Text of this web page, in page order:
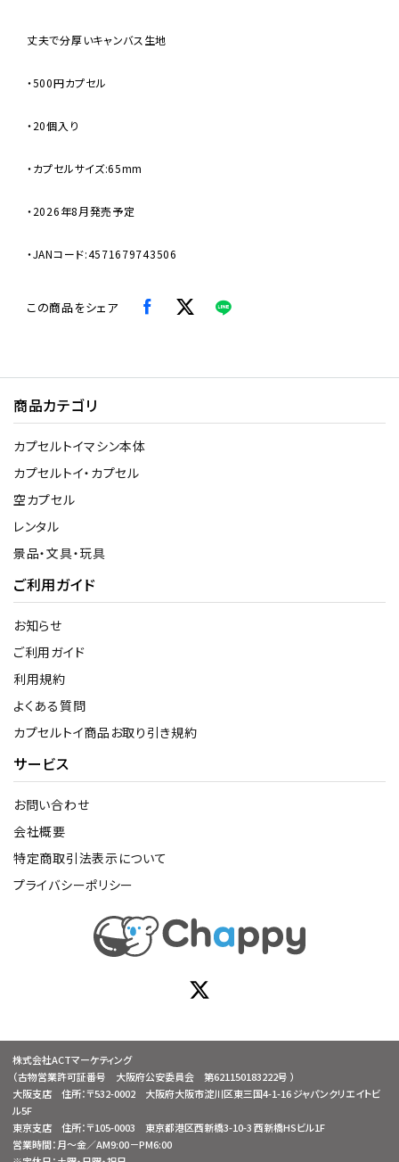
丈夫で分厚いキャンバス生地
・500円カプセル
・20個入り
・カプセルサイズ:65mm
・2026年8月発売予定
・JANコード:4571679743506
この商品をシェア
商品カテゴリ
カプセルトイマシン本体
カプセルトイ・カプセル
空カプセル
レンタル
景品・文具・玩具
ご利用ガイド
お知らせ
ご利用ガイド
利用規約
よくある質問
カプセルトイ商品お取り引き規約
サービス
お問い合わせ
会社概要
特定商取引法表示について
プライバシーポリシー
株式会社ACTマーケティング
（古物営業許可証番号 大阪府公安委員会 第621150183222号 ）
大阪支店 住所：〒532-0002 大阪府大阪市淀川区東三国4-1-16 ジャパンクリエイトビ
ル5F
東京支店 住所：〒105-0003 東京都港区西新橋3-10-3 西新橋HSビル1F
営業時間：月～金／AM9:00－PM6:00